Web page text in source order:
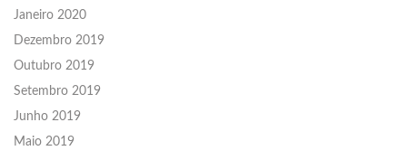
Janeiro 2020
Dezembro 2019
Outubro 2019
Setembro 2019
Junho 2019
Maio 2019